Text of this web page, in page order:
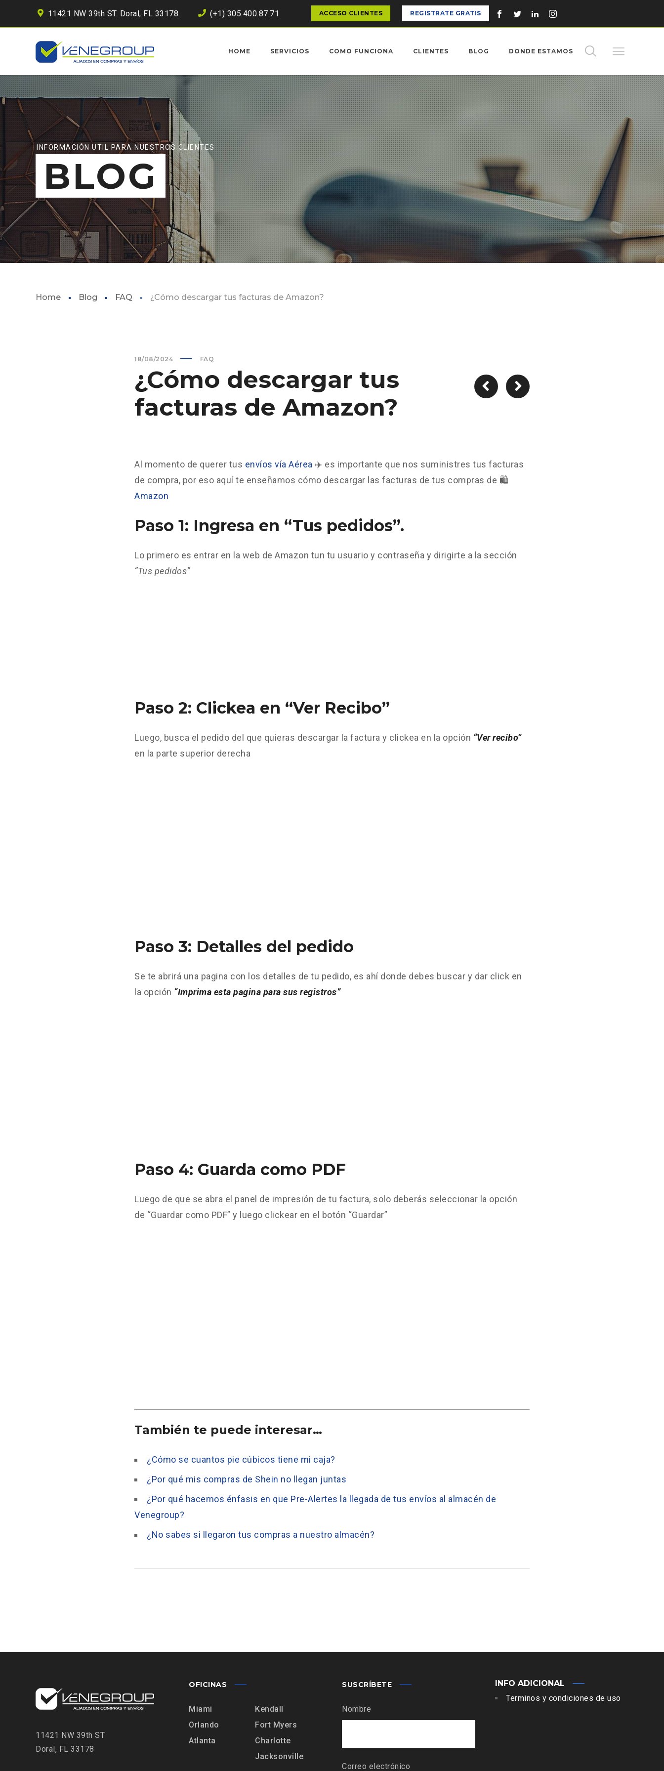
11421 NW 39th ST. Doral, FL 33178. (+1) 305.400.87.71 REGISTRATE GRATIS
ACCESO CLIENTES
HOME SERVICIOS COMO FUNCIONA CLIENTES BLOG DONDE ESTAMOS
INFORMACIÓN UTIL PARA NUESTROS CLIENTES
BLOG
Home Blog FAQ ¿Cómo descargar tus facturas de Amazon?
18/08/2024 FAQ
¿Cómo descargar tus
facturas de Amazon?
Al momento de querer tus envíos vía Aérea ✈️ es importante que nos suministres tus facturas
de compra, por eso aquí te enseñamos cómo descargar las facturas de tus compras de 🛍️
Amazon
Paso 1: Ingresa en “Tus pedidos”.
Lo primero es entrar en la web de Amazon tun tu usuario y contraseña y dirigirte a la sección
“Tus pedidos”
Paso 2: Clickea en “Ver Recibo”
Luego, busca el pedido del que quieras descargar la factura y clickea en la opción “Ver recibo”
en la parte superior derecha
Paso 3: Detalles del pedido
Se te abrirá una pagina con los detalles de tu pedido, es ahí donde debes buscar y dar click en
la opción “Imprima esta pagina para sus registros”
Paso 4: Guarda como PDF
Luego de que se abra el panel de impresión de tu factura, solo deberás seleccionar la opción
de “Guardar como PDF” y luego clickear en el botón “Guardar”
También te puede interesar…
¿Cómo se cuantos pie cúbicos tiene mi caja?
¿Por qué mis compras de Shein no llegan juntas
¿Por qué hacemos énfasis en que Pre-Alertes la llegada de tus envíos al almacén de
Venegroup?
¿No sabes si llegaron tus compras a nuestro almacén?
11421 NW 39th ST
Doral, FL 33178
OFICINAS
Miami
Orlando
Atlanta
Kendall
Fort Myers
Charlotte
Jacksonville
SUSCRÍBETE
Nombre
Correo electrónico
INFO ADICIONAL
Terminos y condiciones de uso